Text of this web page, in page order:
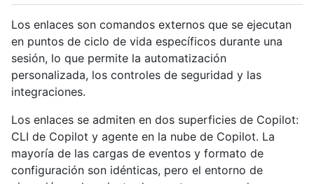
Los enlaces son comandos externos que se ejecutan
en puntos de ciclo de vida específicos durante una
sesión, lo que permite la automatización
personalizada, los controles de seguridad y las
integraciones.
Los enlaces se admiten en dos superficies de Copilot:
CLI de Copilot y agente en la nube de Copilot. La
mayoría de las cargas de eventos y formato de
configuración son idénticas, pero el entorno de